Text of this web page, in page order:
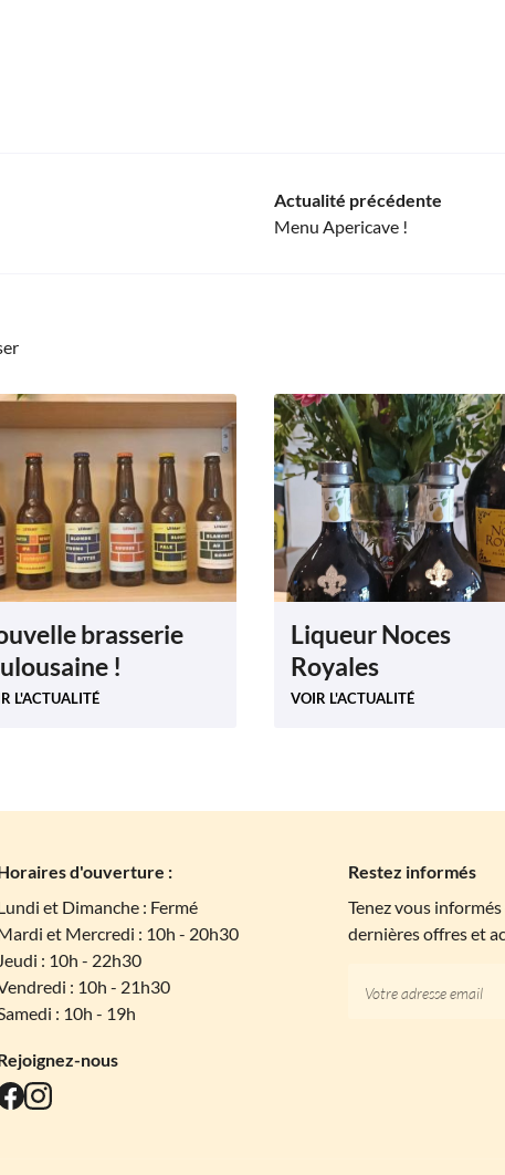
Actualité précédente
Menu Apericave !
brasserie
!
L'ACTUALITÉ
Liqueur Noces
Royales
VOIR L'ACTUALITÉ
d'ouverture :
et Dimanche : Fermé
et Mercredi : 10h - 20h30
Jeudi : 10h - 22h30
: 10h - 21h30
: 10h - 19h
nous
Restez informés
Tenez vous
dernières offres et